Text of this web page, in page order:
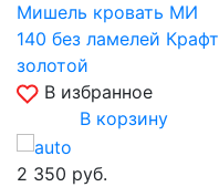
Мишель кровать МИ
140 без ламелей Крафт
золотой
В избранное
В корзину
2 350 руб.